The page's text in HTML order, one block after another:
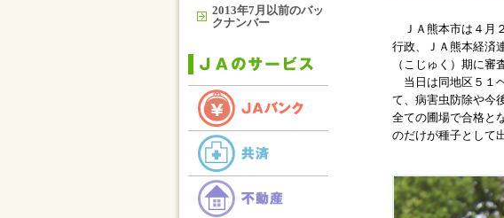
2013年7月以前のバッ
クナンバー
ＪＡ熊本市は４月
行政、ＪＡ熊本経済
（こじゅく）期に審
当日は同地区５１
て、病害虫防除や今
全ての圃場で合格と
のだけが種子として